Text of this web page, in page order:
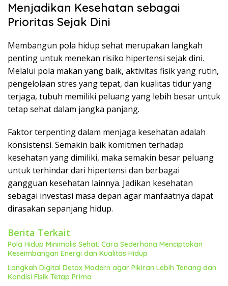
Menjadikan Kesehatan sebagai
Prioritas Sejak Dini
Membangun pola hidup sehat merupakan langkah
penting untuk menekan risiko hipertensi sejak dini.
Melalui pola makan yang baik, aktivitas fisik yang rutin,
pengelolaan stres yang tepat, dan kualitas tidur yang
terjaga, tubuh memiliki peluang yang lebih besar untuk
tetap sehat dalam jangka panjang.
Faktor terpenting dalam menjaga kesehatan adalah
konsistensi. Semakin baik komitmen terhadap
kesehatan yang dimiliki, maka semakin besar peluang
untuk terhindar dari hipertensi dan berbagai
gangguan kesehatan lainnya. Jadikan kesehatan
sebagai investasi masa depan agar manfaatnya dapat
dirasakan sepanjang hidup.
Berita Terkait
Pola Hidup Minimalis Sehat: Cara Sederhana Menciptakan
Keseimbangan Energi dan Kualitas Hidup
Langkah Digital Detox Modern agar Pikiran Lebih Tenang dan
Kondisi Fisik Tetap Prima